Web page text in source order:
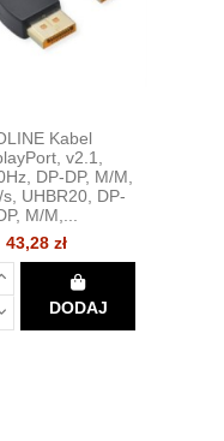
Kabel
v2.1,
DP-DP, M/M,
UHBR20, DP-
M/M,...
43,28 zł
DODAJ